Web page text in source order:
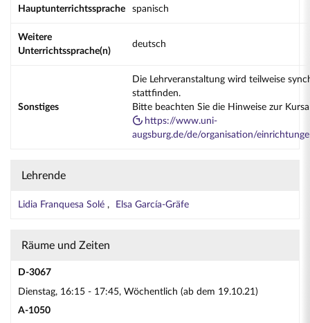
Hauptunterrichtssprache spanisch
Weitere
Unterrichtssprache(n)
deutsch
Sonstiges
Die Lehrveranstaltung wird teilweise
stattfinden.
Bitte beachten Sie die Hinweise zur
https://www.uni-
augsburg.de/de/organisation/
Lehrende
Lidia Franquesa Solé Elsa García-Gräfe
Räume und Zeiten
D-3067
Dienstag, 16:15 - 17:45, Wöchentlich (ab dem 19.10.21)
A-1050